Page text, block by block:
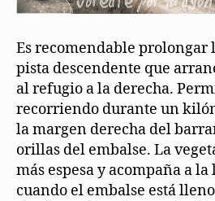
Es recomendable prolongar
pista descendente que
al refugio a la derecha.
recorriendo durante un
la margen derecha del
orillas del embalse. La
más espesa y acompaña a
cuando el embalse está